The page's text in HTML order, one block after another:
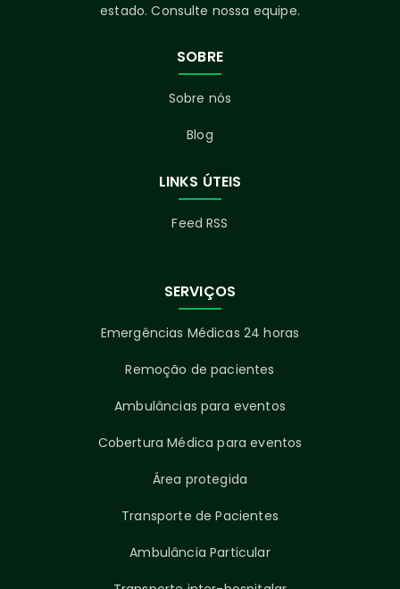
estado. Consulte nossa equipe.
SOBRE
Sobre nós
Blog
LINKS ÚTEIS
Feed RSS
SERVIÇOS
Emergências Médicas 24 horas
Remoção de pacientes
Ambulâncias para eventos
Cobertura Médica para eventos
Área protegida
Transporte de Pacientes
Ambulância Particular